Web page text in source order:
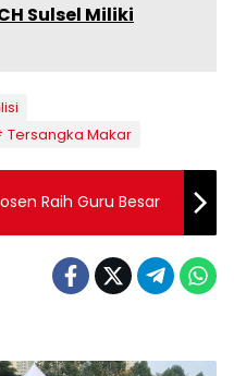
Sulsel Miliki
Tersangka Makar
Raih Guru Besar